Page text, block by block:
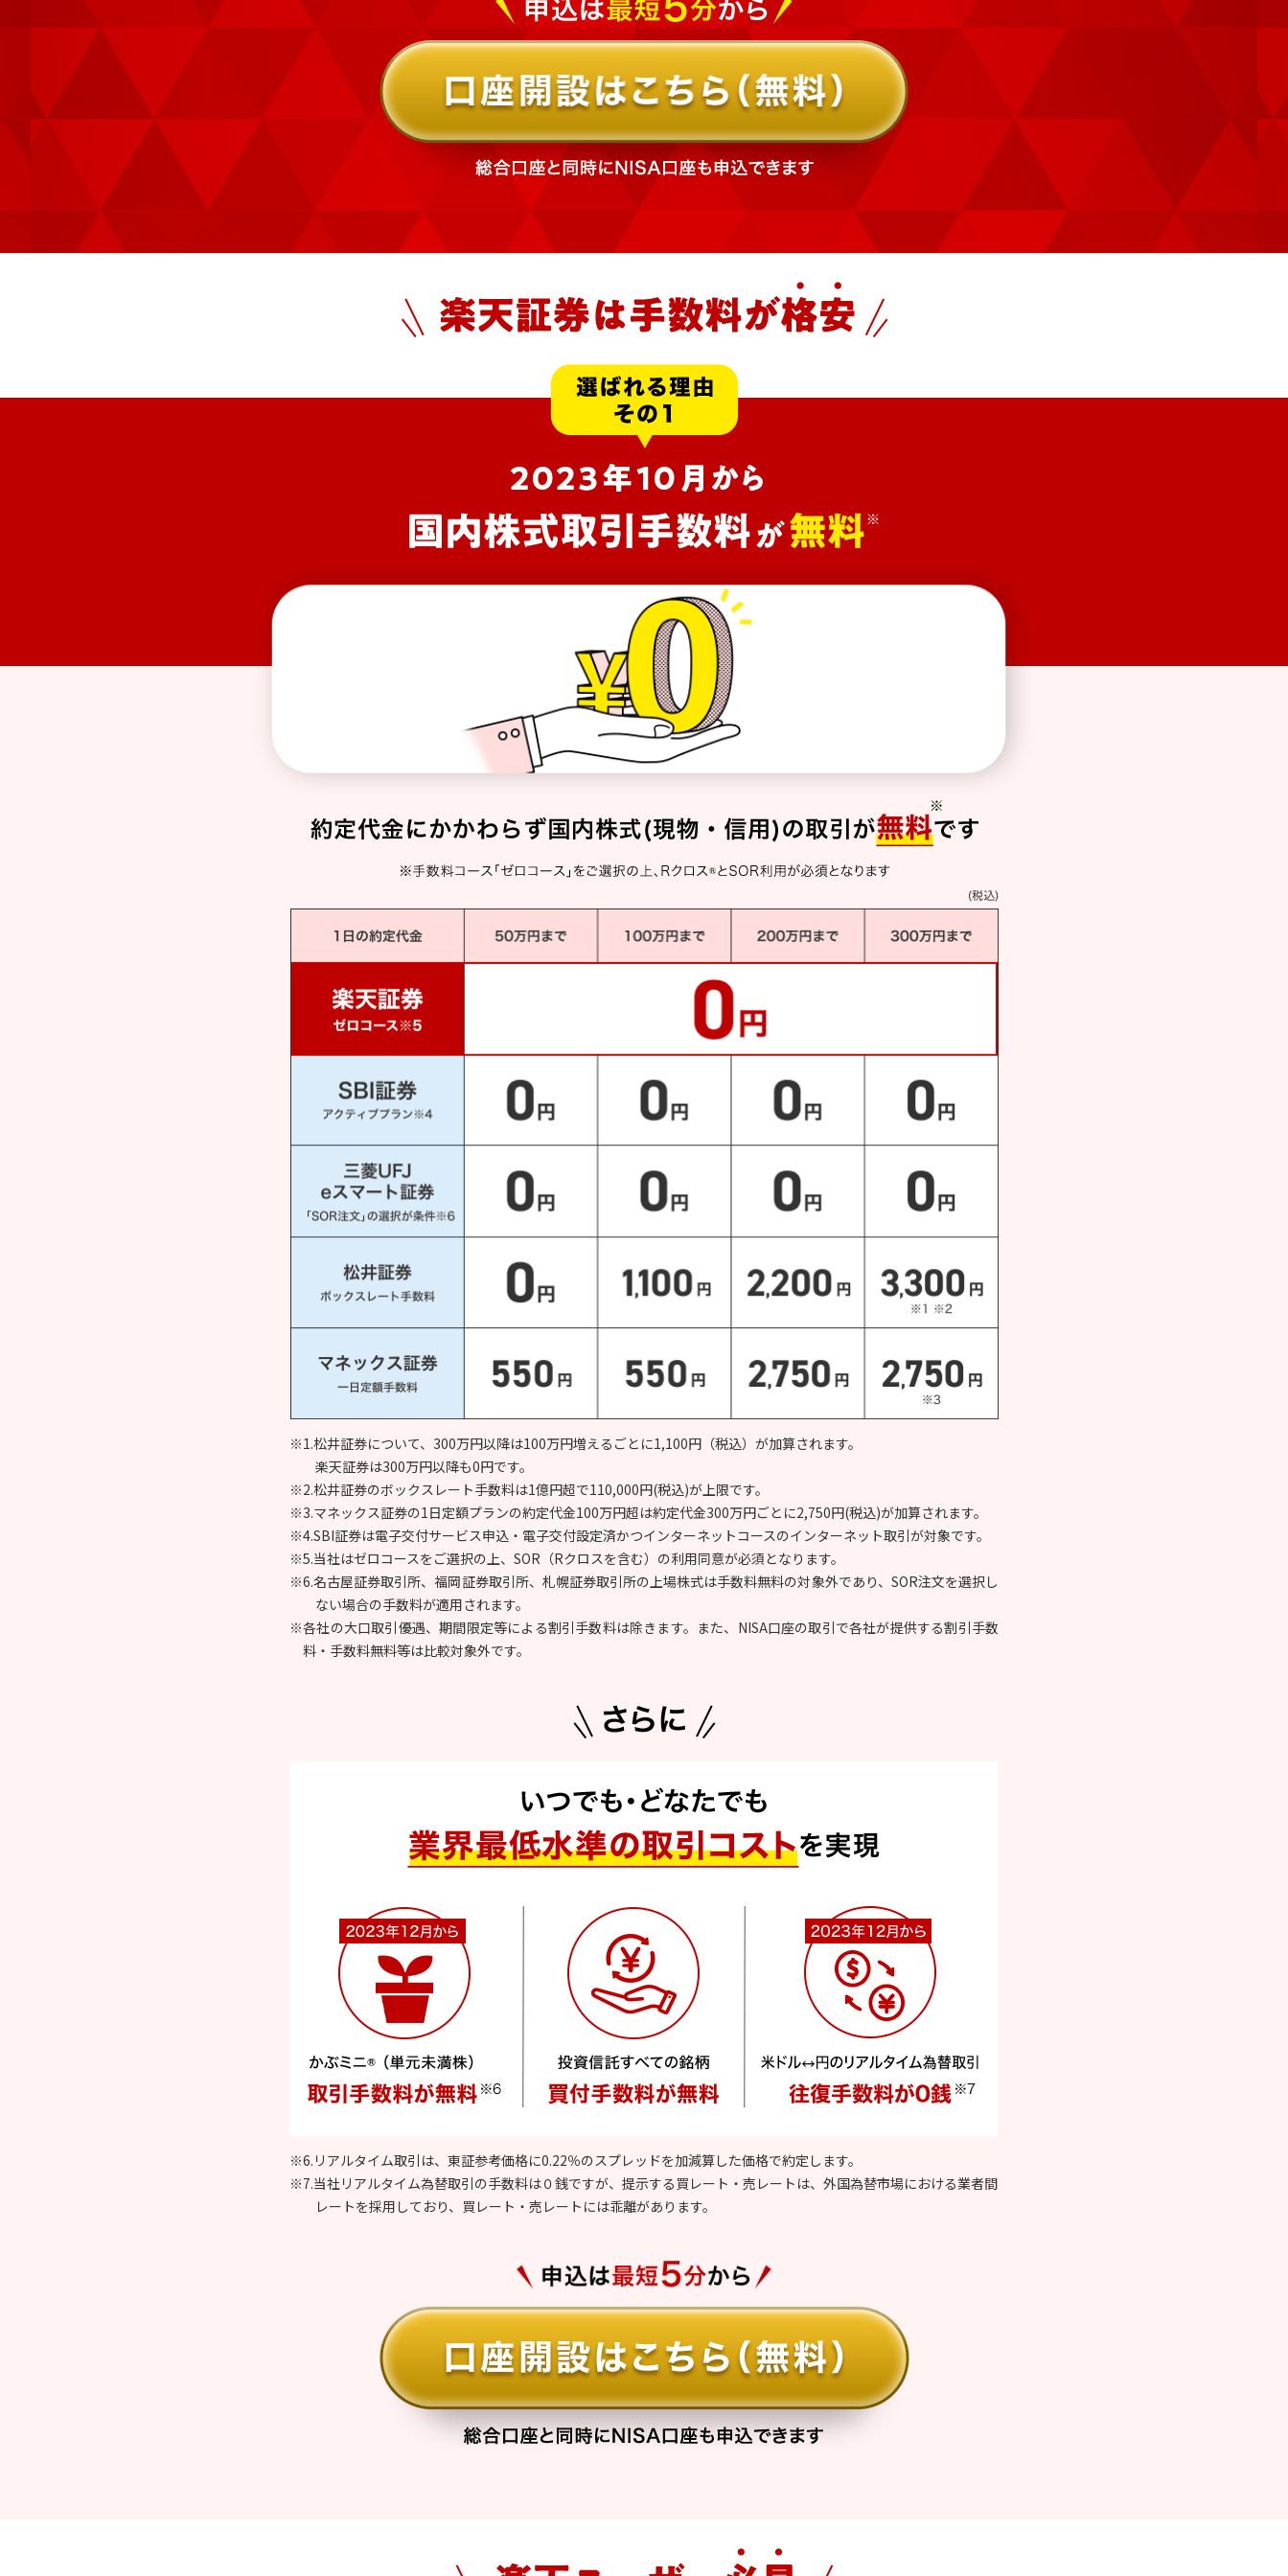
※1.松井証券について、300万円以降は100万円増えるごとに1,100円（税込）が加算されます。
楽天証券は300万円以降も0円です。
※2.松井証券のボックスレート手数料は1億円超で110,000円(税込)が上限です。
※3.マネックス証券の1日定額プランの約定代金100万円超は約定代金300万円ごとに2,750円(税込)が加算されます。
※4.SBI証券は電子交付サービス申込・電子交付設定済かつインターネットコースのインターネット取引が対象です。
※5.当社はゼロコースをご選択の上、SOR（Rクロスを含む）の利用同意が必須となります。
※6.名古屋証券取引所、福岡証券取引所、札幌証券取引所の上場株式は手数料無料の対象外であり、SOR注文を選択し
ない場合の手数料が適用されます。
※各社の大口取引優遇、期間限定等による割引手数料は除きます。また、NISA口座の取引で各社が提供する割引手数
料・手数料無料等は比較対象外です。
※6.リアルタイム取引は、東証参考価格に0.22％のスプレッドを加減算した価格で約定します。
※7.当社リアルタイム為替取引の手数料は０銭ですが、提示する買レート・売レートは、外国為替市場における業者間
レートを採用しており、買レート・売レートには乖離があります。